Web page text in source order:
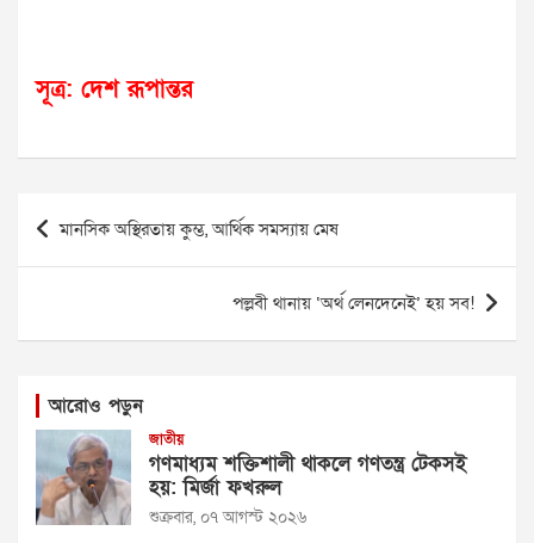
সূত্র: দেশ রূপান্তর
Post
navigation
মানসিক অস্থিরতায় কুম্ভ, আর্থিক সমস্যায় মেষ
পল্লবী থানায় ‘অর্থ লেনদেনেই’ হয় সব!
আরোও পড়ুন
জাতীয়
গণমাধ্যম শক্তিশালী থাকলে গণতন্ত্র টেকসই
হয়: মির্জা ফখরুল
শুক্রবার, ০৭ আগস্ট ২০২৬